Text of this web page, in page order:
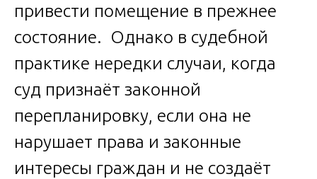
привести помещение в прежнее
состояние. Однако в судебной
практике нередки случаи, когда
суд признаёт законной
перепланировку, если она не
нарушает права и законные
интересы граждан и не создаёт